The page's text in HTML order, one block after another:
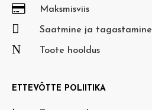
 Maksmisviis
 Saatmine ja tagastamine
N Toote hooldus
ETTEVÕTTE POLIITIKA